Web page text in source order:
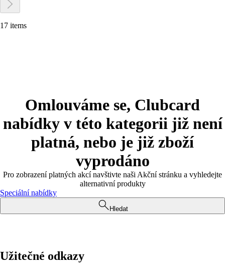
17 items
Omlouváme se, Clubcard
nabídky v této kategorii již není
platná, nebo je již zboží
vyprodáno
Pro zobrazení platných akcí navštivte naši Akční stránku a vyhledejte
alternativní produkty
Speciální nabídky
Hledat
Užitečné odkazy